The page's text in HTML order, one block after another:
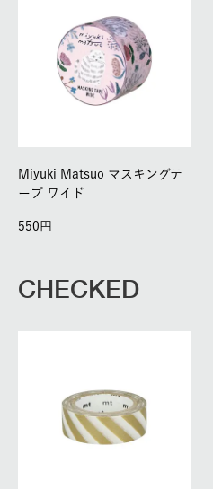
Miyuki Matsuo マスキングテ
ープ ワイド
550
CHECKED